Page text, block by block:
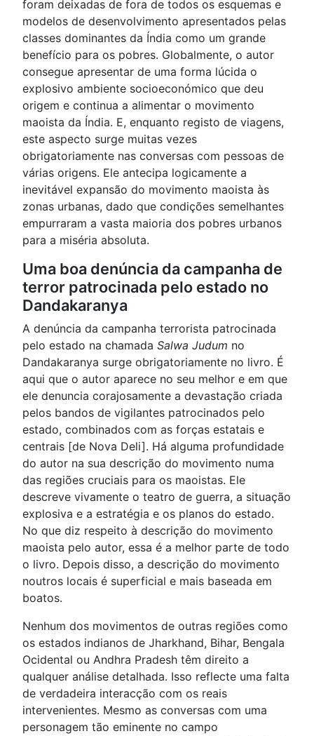
foram deixadas de fora de todos os esquemas e
modelos de desenvolvimento apresentados pelas
classes dominantes da Índia como um grande
benefício para os pobres. Globalmente, o autor
consegue apresentar de uma forma lúcida o
explosivo ambiente socioeconómico que deu
origem e continua a alimentar o movimento
maoista da Índia. E, enquanto registo de viagens,
este aspecto surge muitas vezes
obrigatoriamente nas conversas com pessoas de
várias origens. Ele antecipa logicamente a
inevitável expansão do movimento maoista às
zonas urbanas, dado que condições semelhantes
empurraram a vasta maioria dos pobres urbanos
para a miséria absoluta.
Uma boa denúncia da campanha de
terror patrocinada pelo estado no
Dandakaranya
A denúncia da campanha terrorista patrocinada
pelo estado na chamada Salwa Judum no
Dandakaranya surge obrigatoriamente no livro. É
aqui que o autor aparece no seu melhor e em que
ele denuncia corajosamente a devastação criada
pelos bandos de vigilantes patrocinados pelo
estado, combinados com as forças estatais e
centrais [de Nova Deli]. Há alguma profundidade
do autor na sua descrição do movimento numa
das regiões cruciais para os maoistas. Ele
descreve vivamente o teatro de guerra, a situação
explosiva e a estratégia e os planos do estado.
No que diz respeito à descrição do movimento
maoista pelo autor, essa é a melhor parte de todo
o livro. Depois disso, a descrição do movimento
noutros locais é superficial e mais baseada em
boatos.
Nenhum dos movimentos de outras regiões como
os estados indianos de Jharkhand, Bihar, Bengala
Ocidental ou Andhra Pradesh têm direito a
qualquer análise detalhada. Isso reflecte uma falta
de verdadeira interacção com os reais
intervenientes. Mesmo as conversas com uma
personagem tão eminente no campo